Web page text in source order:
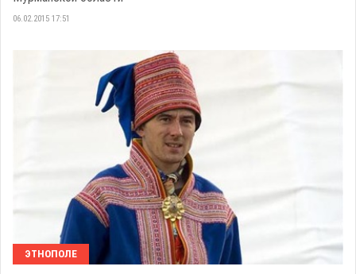
06.02.2015 17:51
ЭТНОПОЛЕ